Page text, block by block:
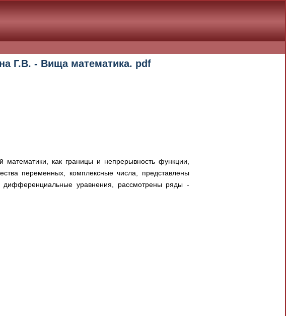
Г.В. - Вища математика. pdf
как границы и непрерывность функции,
переменных, комплексные числа, представлены
дифференциальные уравнения, рассмотрены ряды -